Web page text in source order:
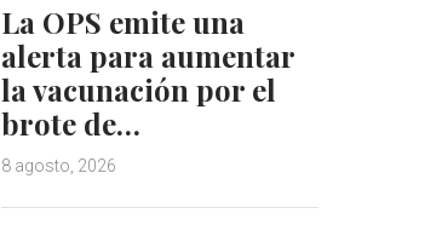
La OPS emite una
alerta para aumentar
la vacunación por el
brote de…
8 agosto, 2026